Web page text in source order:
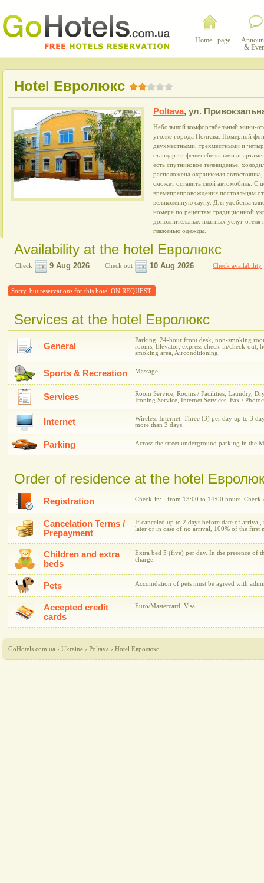
Home page
&
Hotel Евролюкс
Poltava, ул.
Небольшой комфортабельный мини-
уголке города Полтава. Номерной
двухместными, трехместными и
стандарт и фешенебельными
есть спутниковое телевиденье,
расположена охраняемая
сможет оставить свой автомобиль. С
времяпрепровождения постояльцам
великолепную сауну. Для удобства
номере по рецептам традиционной
дополнительных платных услуг отеля
глаженью одежды.
Availability at the hotel Евролюкс
Check Check out Check availability
Sorry, but reservations for this hotel ON REQUEST.
Services at the hotel Евролюкс
General
Parking, 24-hour front desk, non-smoking
rooms, Elevator, express check-in/check-out,
smoking area, Airconditioning.
Sports & Recreation Massage.
Services
Room Service, Rooms / Facilities, Laundry,
Ironing Service, Internet Services, Fax /
Internet
Wireless Internet. Three (3) per day up to 3
more than 3 days.
Parking Across the street underground parking in the
Order of residence at the hotel
Registration Check-in: - from 13:00 to 14:00 hours.
Cancelation Terms /
Prepayment
If canceled up to 2 days before date of
later or in case of no arrival, 100% of the first
Children and extra
beds
Extra bed 5 (five) per day. In the presence of
charge.
Pets Accomdation of pets must be agreed with
Accepted credit
cards
Euro/Mastercard, Visa
GoHotels.com.ua › Ukraine › Poltava › Hotel Евролюкс